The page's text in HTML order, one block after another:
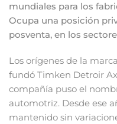
mundiales para los
Ocupa una posición
posventa, en los
Los orígenes de la
fundó Timken Detroir
compañía puso el
automotriz. Desde ese
mantenido sin